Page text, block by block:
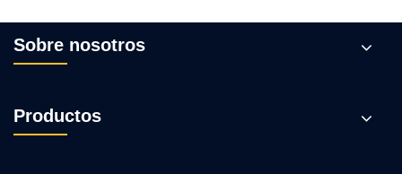
Sobre nosotros
Productos